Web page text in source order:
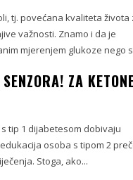
tj. povećana kvaliteta života
važnosti. Znamo i da je
mjerenjem glukoze nego
ZA
tip 1 dijabetesom dobivaju
osoba s tipom 2
Stoga, ako...